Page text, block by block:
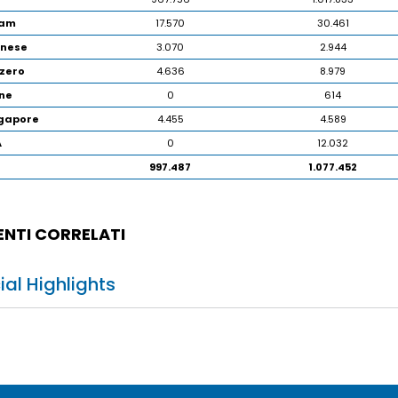
17.570
30.461
3.070
2.944
4.636
8.979
0
614
4.455
4.589
0
12.032
997.487
1.077.452
CORRELATI
Highlights